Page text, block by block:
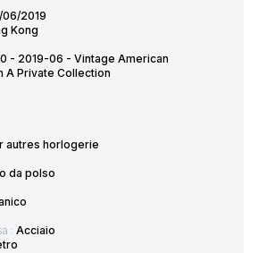
06/2019
Kong
- 2019-06 - Vintage American
A Private Collection
autres horlogerie
da polso
: Acciaio